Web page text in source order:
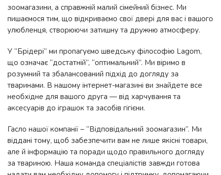
зоомагазини, а справжній малий сімейний бізнес. Ми
пишаємося тим, що відкриваємо свої двері для вас і вашого
улюбленця, створюючи затишну та дружню атмосферу.
У “Брідері” ми пропагуємо шведську філософію Lagom,
що означає “достатній”, “оптимальний”. Ми віримо в
розумний та збалансований підхід до догляду за
тваринами. В нашому інтернет-магазині ви знайдете все
необхідне для вашого друга — від харчування та
аксесуарів до іграшок та засобів гігієни.
Гасло нашої компанії – “Відповідальний зоомагазин”. Ми
віддані тому, щоб забезпечити вам не лише якісні товари,
але й інформацію та поради щодо правильного догляду
за твариною. Наша команда спеціалістів завжди готова